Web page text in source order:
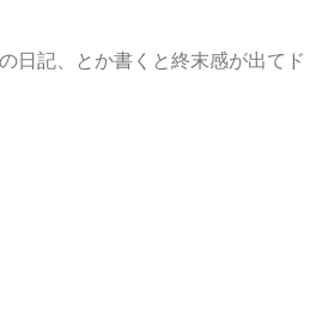
日記、とか書くと終末感が出てド